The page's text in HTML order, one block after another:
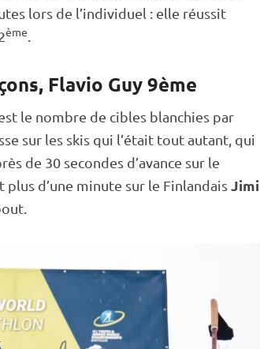
lors de l’individuel : elle réussit
ème
Flavio Guy 9ème
le nombre de cibles blanchies par
sur les skis qui l’était tout autant, qui
de 30 secondes d’avance sur le
plus d’une minute sur le FinlandaisJimi